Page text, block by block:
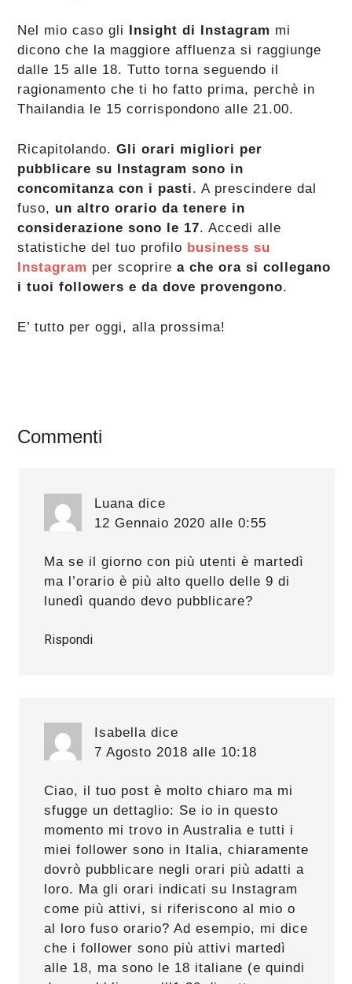
Nel mio caso gli Insight di Instagram mi
dicono che la maggiore affluenza si raggiunge
dalle 15 alle 18. Tutto torna seguendo il
ragionamento che ti ho fatto prima, perchè in
Thailandia le 15 corrispondono alle 21.00.
Ricapitolando.Gli orari migliori per
pubblicare su Instagram sono in
concomitanza con i pasti. A prescindere dal
fuso, un altro orario da tenere in
considerazione sono le 17. Accedi alle
statistiche del tuo profilo business su
Instagram per scoprire a che ora si collegano
i tuoi followers e da dove provengono.
E’ tutto per oggi, alla prossima!
Interazioni
lettore
Commenti
Luana dice
12 Gennaio 2020 alle 0:55
Ma se il giorno con più utenti è martedì
ma l’orario è più alto quello delle 9 di
lunedì quando devo pubblicare?
Rispondi
Isabella dice
7 Agosto 2018 alle 10:18
Ciao, il tuo post è molto chiaro ma mi
sfugge un dettaglio: Se io in questo
momento mi trovo in Australia e tutti i
miei follower sono in Italia, chiaramente
dovrò pubblicare negli orari più adatti a
loro. Ma gli orari indicati su Instagram
come più attivi, si riferiscono al mio o
al loro fuso orario? Ad esempio, mi dice
che i follower sono più attivi martedì
alle 18, ma sono le 18 italiane (e quindi